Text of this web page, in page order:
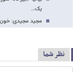
یک…
مجید مجیدی: خون
نظر شما